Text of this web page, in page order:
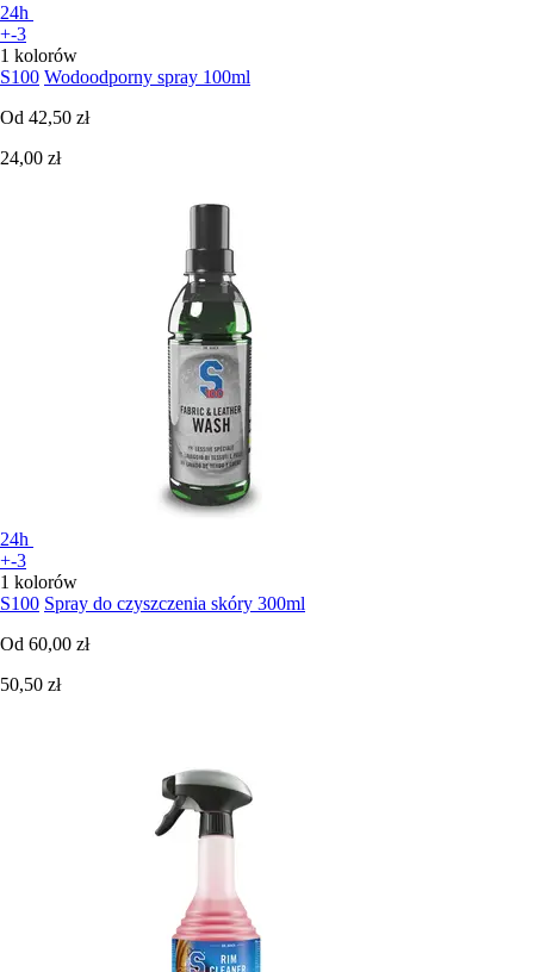
24h
+-3
1 kolorów
S100 Wodoodporny spray 100ml
Od 42,50 zł
24,00 zł
24h
+-3
1 kolorów
S100 Spray do czyszczenia skóry 300ml
Od 60,00 zł
50,50 zł